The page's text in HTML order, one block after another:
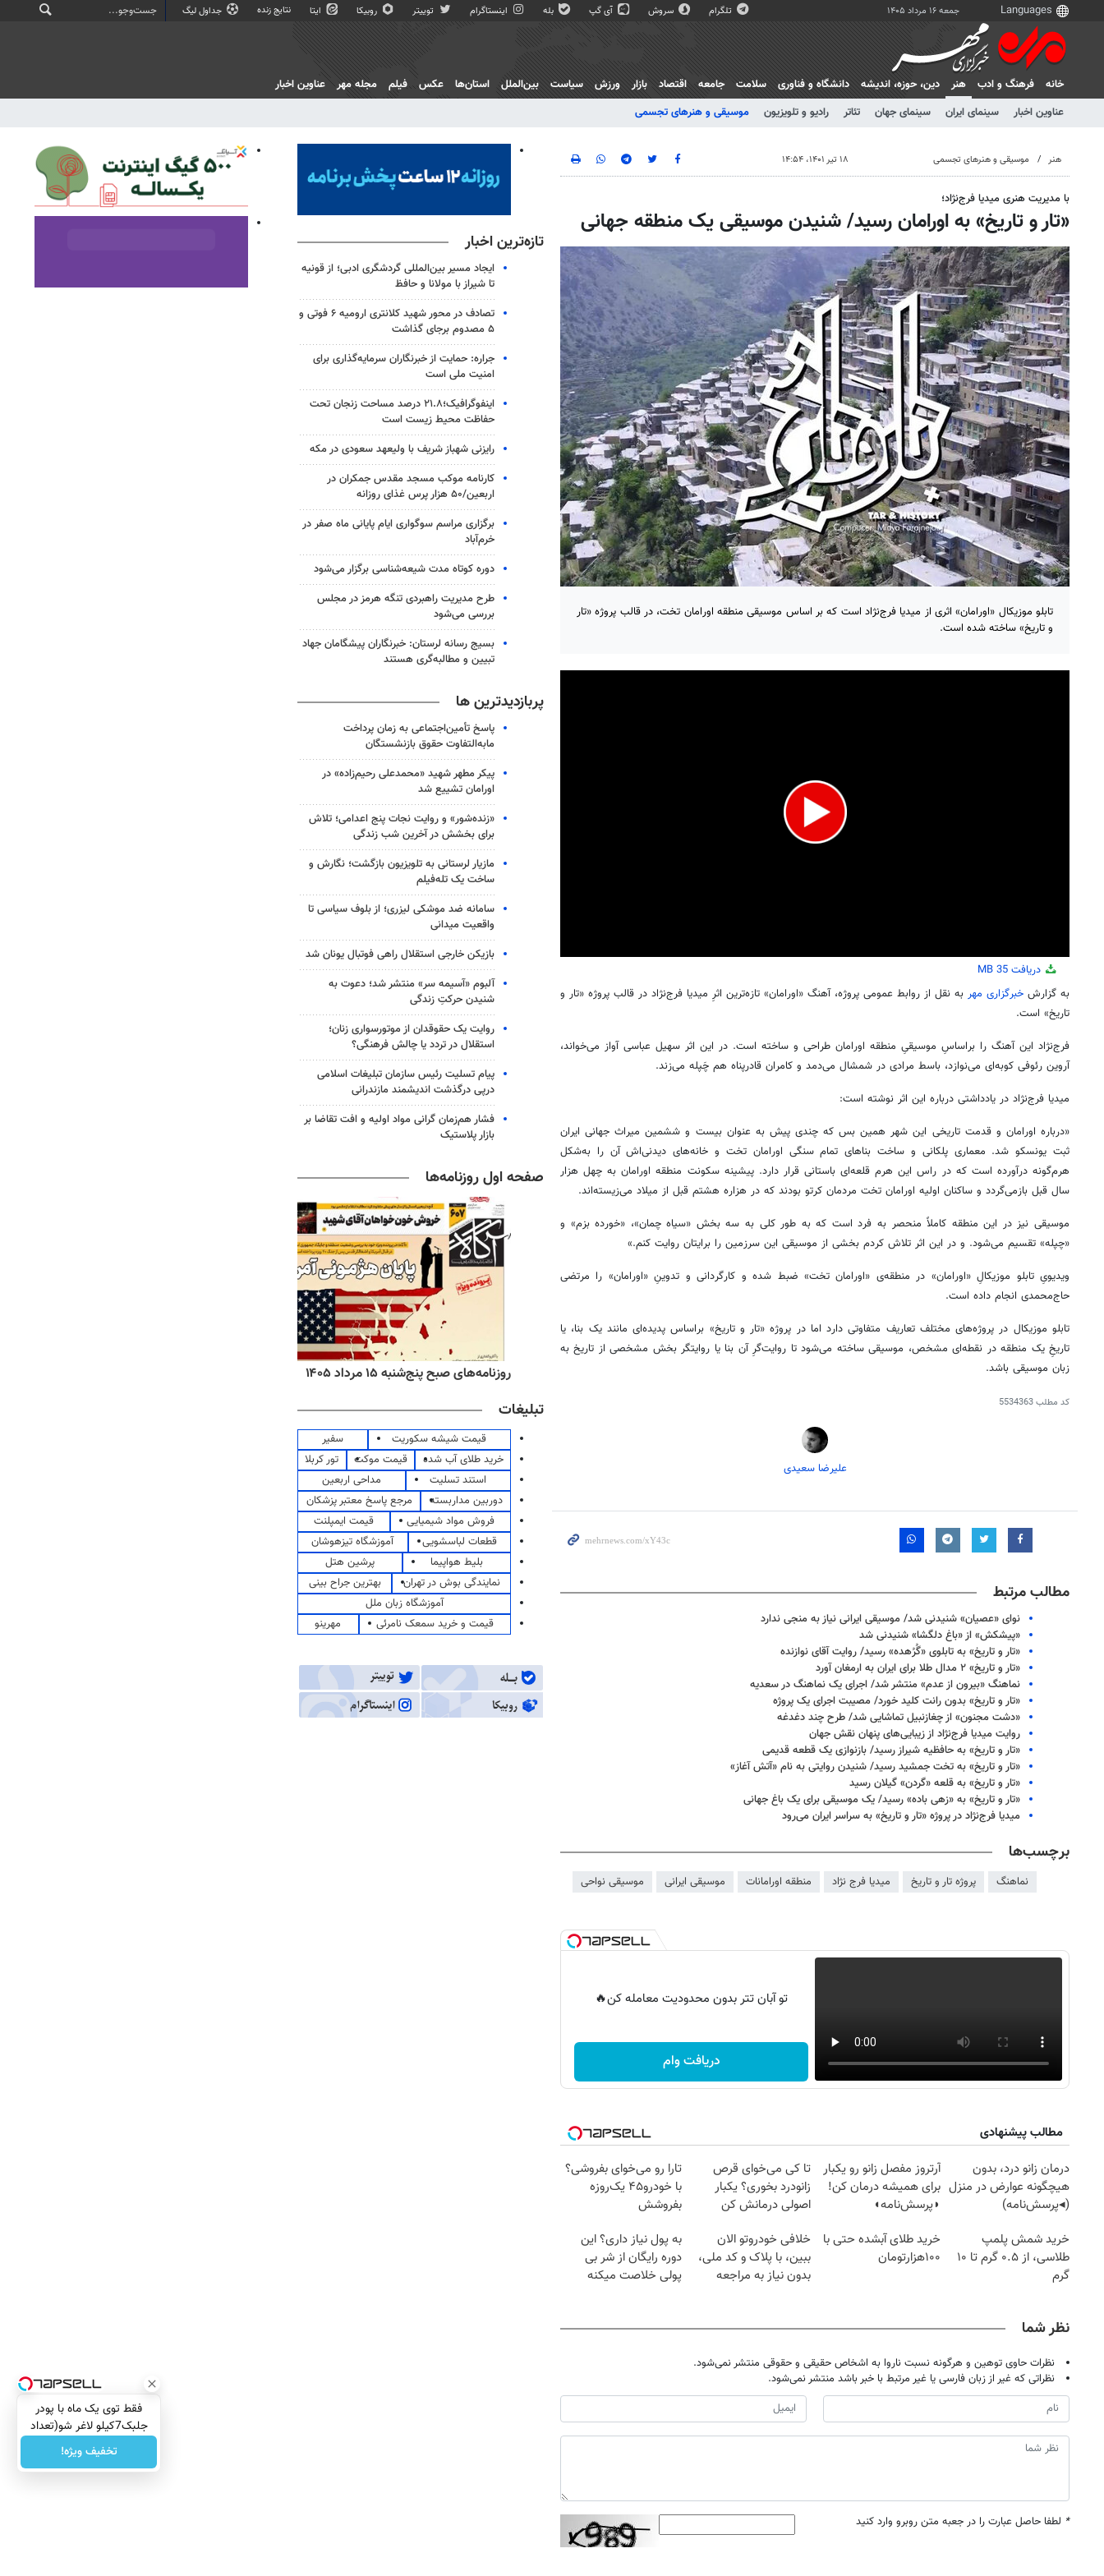
جمعه ۱۶ مرداد ۱۴۰۵ تلگرام سروش آی گپ بله اینستاگرام توییتر روبیکا ایتا نتایج زنده جداول لیگ
خانه فرهنگ و ادب
هنر
عناوین اخبار
سینمای ایران سینمای جهان تئاتر رادیو و تلویزیون موسیقی و هنرهای تجسمی
دين، حوزه، انديشه دانشگاه و فناوری سلامت جامعه اقتصاد بازار ورزش سیاست بین‌الملل استان‌ها عکس فیلم مجله مهر عناوین اخبار
هنر موسیقی و هنرهای تجسمی ۱۸ تیر ۱۴۰۱، ۱۴:۵۴
با مدیریت هنری میدیا فرج‌نژاد؛
«تار و تاریخ» به اورامان رسید/ شنیدن موسیقی یک منطقه جهانی
تابلو موزیکال «اورامان» اثری از میدیا فرج‌نژاد است که بر اساس موسیقی منطقه‌ اورامان تخت، در قالب پروژه «تار
و تاریخ» ساخته شده است.
0
of
4
secondsVolume
90%
دریافت 35 MB
به گزارش خبرگزاری مهر به نقل از روابط عمومی پروژه، آهنگ «اورامان» تازه‌ترین اثرِ میدیا فرج‌نژاد در قالب پروژه «تار و
تاریخ» است.
فرج‌نژاد این آهنگ را براساسِ موسیقیِ منطقه اورامان طراحی و ساخته است. در این اثر سهیل عباسی آواز می‌خواند،
آروین رئوفی کوبه‌ای می‌نوازد، باسط مرادی در شمشال می‌دمد و کامران قادرپناه هم چَپله می‌زند.
میدیا فرج‌نژاد در یادداشتی درباره این اثر نوشته است:
«درباره اورامان و قدمت تاریخی این شهر همین بس که چندی پیش به عنوان بیست و ششمین میراث جهانی ایران
ثبت یونسکو شد. معماری پلکانی و ساخت بناهای تمام سنگی اورامان تخت و خانه‌های دیدنی‌اش آن را به‌شکل
هرم‌گونه درآورده است که در راس این هرم قلعه‌ای باستانی قرار دارد. پیشینه سکونت منطقه اورامان به چهل هزار
سال قبل بازمی‌گردد و ساکنان اولیه اورامان تخت مردمان کرتو بودند که در هزاره هشتم قبل از میلاد می‌زیسته‌اند.
موسیقی نیز در این منطقه کاملاً منحصر به فرد است که به طور کلی به سه بخش «سیاه چمان»، «خورده بزم» و
«چپله» تقسیم می‌شود. و در این اثر تلاش کردم بخشی از موسیقی این سرزمین را برایتان روایت کنم.»
ویدیویِ تابلو موزیکالِ «اورامان» در منطقه‌ی «اورامان تخت» ضبط شده و کارگردانی و تدوینِ «اورامان» را مرتضی
حاج‌محمدی انجام داده است.
تابلو موزیکال در پروژه‌های مختلف تعاریف متفاوتی دارد اما در پروژه «تار و تاریخ» براساس پدیده‌ای مانند یک بنا، یا
تاریخِ یک منطقه در نقطه‌ای مشخص، موسیقی ساخته می‌شود تا روایت‌گرِ آن بنا یا روایتگر بخش مشخصی از تاریخ به
زبان موسیقی باشد.
کد مطلب5534363
علیرضا سعیدی
مطالب مرتبط
نوای «عصیان» شنیدنی شد/ موسیقی ایرانی نیاز به منجی ندارد
«پیشکش» از «باغ دلگشا» شنیدنی شد
«تار و تاریخ» به تابلوی «گُرُهده» رسید/ روایت آقای نوازنده
«تار و تاریخ» ۲ مدال طلا برای ایران به ارمغان آورد
نماهنگ «بیرون از عدم» منتشر شد/ اجرای یک نماهنگ در سعدیه
«تار و تاریخ» بدون رانت کلید خورد/ مصیبت اجرای یک پروژه
«دشت مجنون» از چغازنبیل تماشایی شد/ طرح چند دغدغه
روایت میدیا فرج‌نژاد از زیبایی‌های پنهان نقش جهان
«تار و تاریخ» به حافظیه شیراز رسید/ بازنوازی یک قطعه قدیمی
«تار و تاریخ» به تخت جمشید رسید/ شنیدن روایتی به نام «آتش آغاز»
«تار و تاریخ» به قلعه «گردن» گیلان رسید
«تار و تاریخ» به «زهی باده» رسید/ یک موسیقی برای یک باغ جهانی
میدیا فرج‌نژاد در پروژه «تار و تاریخ» به سراسر ایران می‌رود
برچسب‌ها
نماهنگ پروژه تار و تاریخ میدیا فرج نژاد منطقه اورامانات موسیقی ایرانی موسیقی نواحی
تو آبان تتر بدون محدودیت معامله کن🔥
دریافت وام
مطالب پیشنهادی
درمان زانو درد، بدون
هیچگونه عوارض در منزل
(◂پرسش‌نامه)
آرتروز مفصل زانو رو یکبار
برای همیشه درمان کن!
◗پرسش‌نامه◖
تا کی می‌خوای قرص
زانودرد بخوری؟ یکبار
اصولی درمانش کن
تارا رو می‌خوای بفروشی؟
با خودرو۴۵ یک‌روزه
بفروشش
خرید شمش پلمپ
طلاسی، از ۰.۵ گرم تا ۱۰
گرم
خرید طلای آبشده حتی با
۱۰۰هزارتومان
خلافی خودروتو الان
ببین، با پلاک و کد ملی،
بدون نیاز به مراجعه
به پول نیاز داری؟ این
دوره رایگان از شر بی
پولی خلاصت میکنه
نظر شما
نظرات حاوی توهین و هرگونه نسبت ناروا به اشخاص حقیقی و حقوقی منتشر نمی‌شود.
نظراتی که غیر از زبان فارسی یا غیر مرتبط با خبر باشد منتشر نمی‌شود.
* لطفا حاصل عبارت را در جعبه متن روبرو وارد کنید
تازه‌ترین اخبار
ایجاد مسیر بین‌المللی گردشگری ادبی؛ از قونیه
تا شیراز با مولانا و حافظ
تصادف در محور شهید کلانتری ارومیه ۶ فوتی و
۵ مصدوم برجای گذاشت
جراره: حمایت از خبرنگاران سرمایه‌گذاری برای
امنیت ملی است
اینفوگرافیک؛۲۱.۸ درصد مساحت زنجان تحت
حفاظت محیط زیست است
رایزنی شهباز شریف با ولیعهد سعودی در مکه
کارنامه موکب مسجد مقدس جمکران در
اربعین/۵۰ هزار پرس غذای روزانه
برگزاری مراسم سوگواری ایام پایانی ماه صفر در
خرم‌آباد
دوره کوتاه مدت شیعه‌شناسی برگزار می‌شود
طرح مدیریت راهبردی تنگه هرمز در مجلس
بررسی می‌شود
بسیج رسانه لرستان: خبرنگاران پیشگامان جهاد
تبیین و مطالبه‌گری هستند
پربازدیدترین ها
پاسخ تأمین‌اجتماعی به زمان پرداخت
مابه‌التفاوت حقوق بازنشستگان
پیکر مطهر شهید «محمدعلی رحیم‌زاده» در
اورامان تشییع شد
«زنده‌شور» و روایت نجات پنج اعدامی؛ تلاش
برای بخشش در آخرین شب زندگی
مازیار لرستانی به تلویزیون بازگشت؛ نگارش و
ساخت یک تله‌فیلم
سامانه ضد موشکی لیزری؛ از بلوف سیاسی تا
واقعیت میدانی
بازیکن خارجی استقلال راهی فوتبال یونان شد
آلبوم «آسیمه سر» منتشر شد؛ دعوت به
شنیدن حرکتِ زندگی
روایت یک حقوقدان از موتورسواری زنان؛
استقلال در تردد یا چالش فرهنگی؟
پیام تسلیت رئیس سازمان تبلیغات اسلامی
درپی درگذشت اندیشمند مازندرانی
فشار هم‌زمان گرانی مواد اولیه و افت تقاضا بر
بازار پلاستیک
صفحه اول روزنامه‌ها
روزنامه‌های ورزشی پنج‌شنبه ۱۵ مرداد ۱۴۰۵ روزنامه‌های صبح پنج‌شنبه ۱۵ مرداد ۱۴۰۵
تبلیغات
قیمت شیشه سکوریت
سفیر
خرید طلای آب شده
قیمت موکت
تور کربلا
استند تسلیت
مداحی اربعین
دوربین مداربسته
مرجع پاسخ معتبر پزشکان
فروش مواد شیمیایی
قیمت ایمپلنت
قطعات لباسشویی
آموزشگاه تیزهوشان
بلیط هواپیما
پرشین هتل
نمایندگی بوش در تهران
بهترین جراح بینی
آموزشگاه زبان ملل
قیمت و خرید سمعک نامرئی
مهرینو
فقط توی یک ماه با پودر
جلبک7کیلو لاغر شو(تعداد
محدود)
تخفیف ویژه!